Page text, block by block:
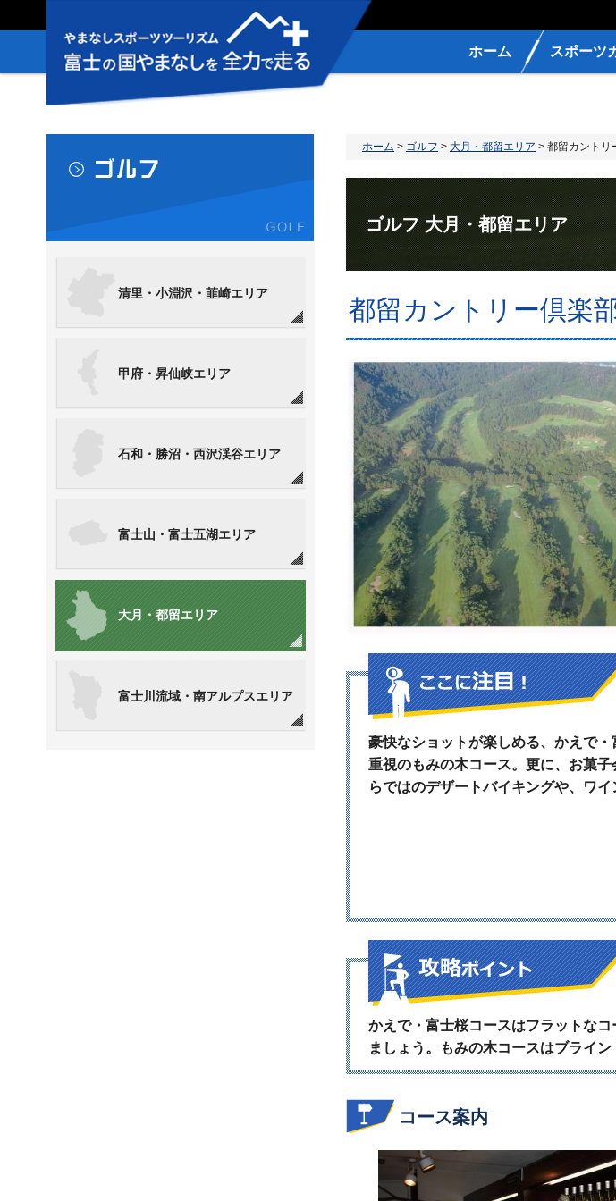
ーツツーリズ
ム 富士の国
力で走る＋
ホーム スポーツ
清里・小淵沢・韮崎エリア
甲府・昇仙峡エリア
石和・勝沼・西沢渓谷エリア
富士山・富士五湖エリア
大月・都留エリア
富士川流域・南アルプスエリア
ホーム > ゴルフ > 大月・都留エリア > 都留カントリ
ゴルフ 大月・都留エリア
都留カントリー倶楽
豪快なショットが楽しめる、かえで
重視のもみの木コース。更に、お菓
らではのデザートバイキングや、ワイ
かえで・富士桜コースはフラットな
ましょう。もみの木コースはブライ
コース案内